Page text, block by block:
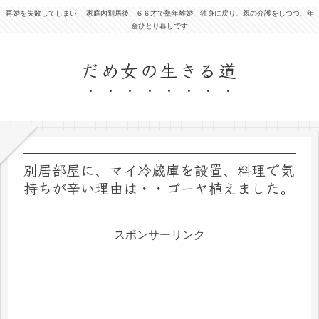
再婚を失敗してしまい、 家庭内別居後、６６才で塾年離婚、独身に戻り、親の介護をしつつ、年
金ひとり暮しです
だめ女の生きる道
別居部屋に、マイ冷蔵庫を設置、料理で気
持ちが辛い理由は・・ゴーヤ植えました。
スポンサーリンク